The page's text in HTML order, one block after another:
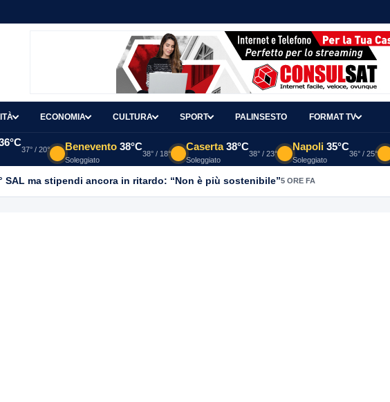
ECONOMIA CULTURA SPORT PALINSESTO FORMAT TV
37° / 20° Benevento 38°C
Soleggiato
38° / 18°
Caserta 38°C
Soleggiato
38° / 23°
Napoli 35°C
Soleggiato
36° / 25°
SAL ma stipendi ancora in ritardo: “Non è più sostenibile”5 ORE FA